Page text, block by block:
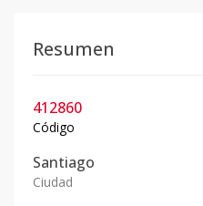
Resumen
412860
Código
Santiago
Ciudad